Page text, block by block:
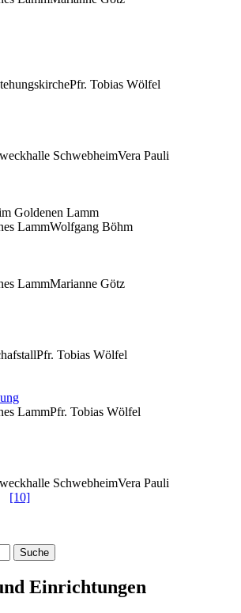
Pfr. Tobias Wölfel
SchwebheimVera Pauli
Goldenen Lamm
LammWolfgang Böhm
LammMarianne Götz
Pfr. Tobias Wölfel
LammPfr. Tobias Wölfel
SchwebheimVera Pauli
[10]
Einrichtungen